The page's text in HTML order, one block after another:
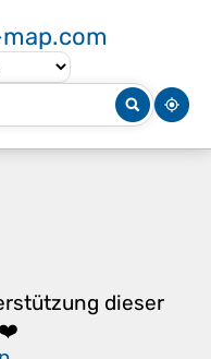
dieser
❤️